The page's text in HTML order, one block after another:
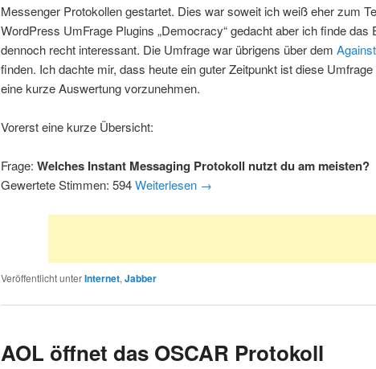
Messenger Protokollen gestartet. Dies war soweit ich weiß eher zum
WordPress UmFrage Plugins „Democracy“ gedacht aber ich finde das
dennoch recht interessant. Die Umfrage war übrigens über dem
finden. Ich dachte mir, dass heute ein guter Zeitpunkt ist diese
eine kurze Auswertung vorzunehmen.
Vorerst eine kurze Übersicht:
Frage:Welches Instant Messaging Protokoll nutzt du am meisten?
Gewertete Stimmen: 594Weiterlesen →
Veröffentlicht unter Internet,Jabber
AOL öffnet das OSCAR Protokoll